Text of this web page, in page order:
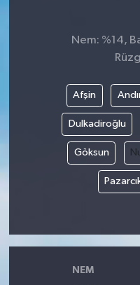
Nem: %14,
Afşin
Dulkadiroğlu
Göksun
NEM